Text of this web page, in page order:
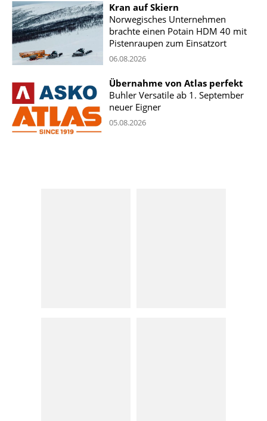
Kran auf Skiern
Norwegisches Unternehmen
brachte einen Potain HDM 40 mit
Pistenraupen zum Einsatzort
06.08.2026
Übernahme von Atlas perfekt
Buhler Versatile ab 1. September
neuer Eigner
05.08.2026